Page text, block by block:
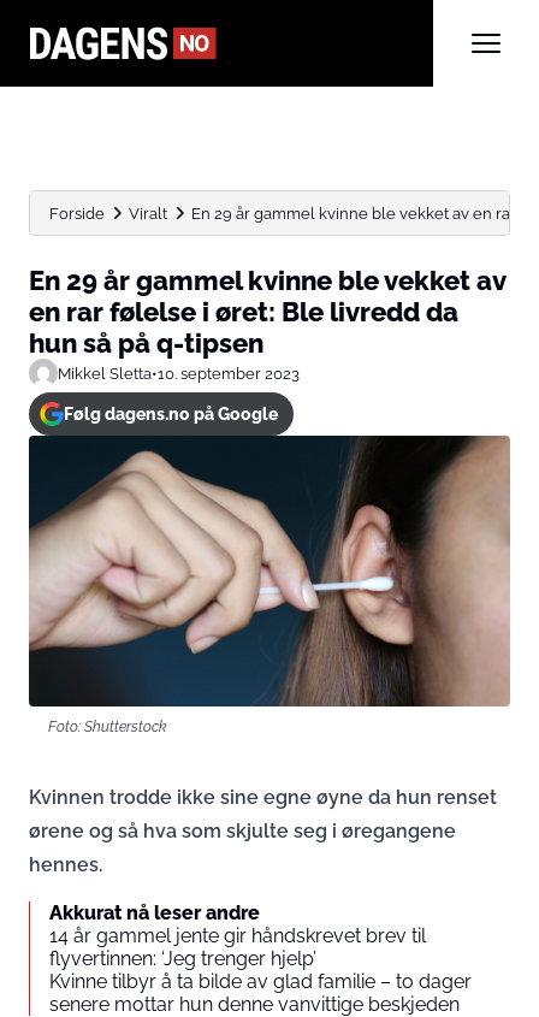
Forside Viralt En 29 år gammel kvinne ble vekket av en rar...
En 29 år gammel kvinne ble vekket av
en rar følelse i øret: Ble livredd da
hun så på q-tipsen
Mikkel Sletta•10. september 2023
Følg dagens.no på Google
Foto: Shutterstock
Kvinnen trodde ikke sine egne øyne da hun renset
ørene og så hva som skjulte seg i øregangene
hennes.
Akkurat nå leser andre
14 år gammel jente gir håndskrevet brev til
flyvertinnen: ‘Jeg trenger hjelp’
Kvinne tilbyr å ta bilde av glad familie – to dager
senere mottar hun denne vanvittige beskjeden